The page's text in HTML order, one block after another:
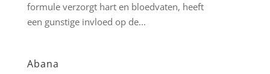
formule verzorgt hart en bloedvaten, heeft
een gunstige invloed op de...
Abana